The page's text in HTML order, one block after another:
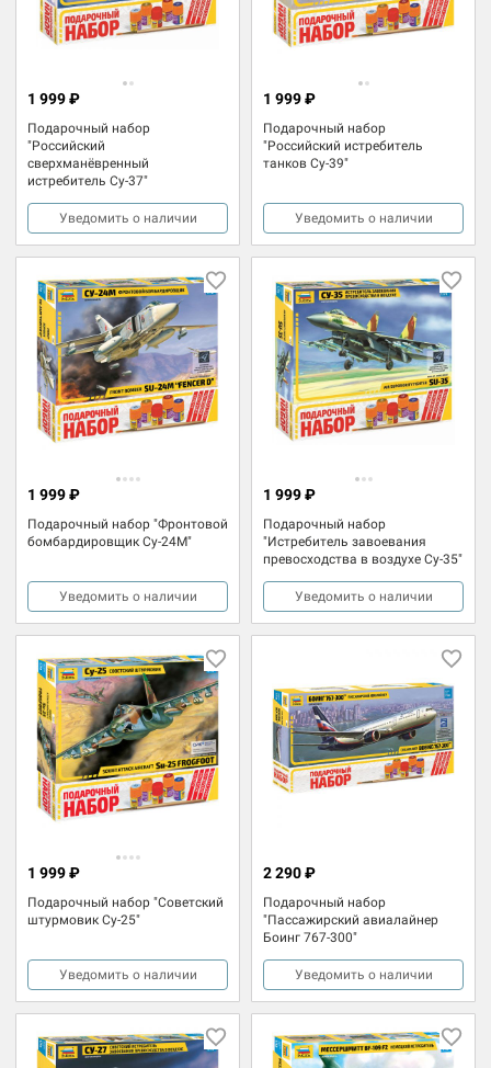
Подарочный набор
"Российский
сверхманёвренный
истребитель Су-37"
1 999 ₽
Уведомить о наличии
Подарочный набор
"Российский истребитель
танков Су-39"
1 999 ₽
Уведомить о наличии
Подарочный набор "Фронтовой
бомбардировщик Су-24М"
1 999 ₽
Уведомить о наличии
Подарочный набор
"Истребитель завоевания
превосходства в воздухе Су-35"
1 999 ₽
Уведомить о наличии
Подарочный набор "Советский
штурмовик Су-25"
1 999 ₽
Уведомить о наличии
Подарочный набор
"Пассажирский авиалайнер
Боинг 767-300"
2 290 ₽
Уведомить о наличии